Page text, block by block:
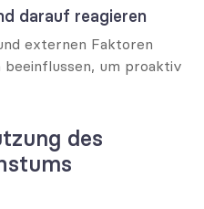
darauf reagieren
externen Faktoren
um proaktiv
des